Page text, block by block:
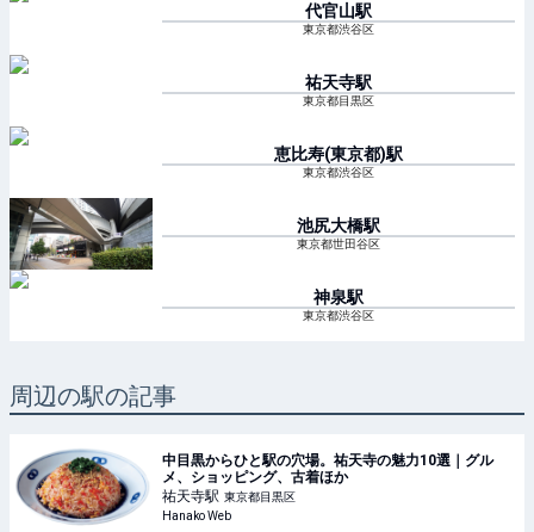
代官山駅
東京都渋谷区
祐天寺駅
東京都目黒区
恵比寿(東京都)駅
東京都渋谷区
池尻大橋駅
東京都世田谷区
神泉駅
東京都渋谷区
周辺の駅の記事
中目黒からひと駅の穴場。祐天寺の魅力10選｜グル
メ、ショッピング、古着ほか
祐天寺駅 東京都目黒区
Hanako Web